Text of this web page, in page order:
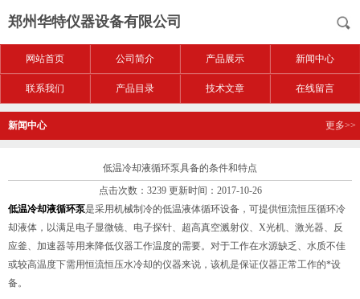
郑州华特仪器设备有限公司
网站首页 公司简介 产品展示 新闻中心
联系我们 产品目录 技术文章 在线留言
新闻中心 更多>>
低温冷却液循环泵具备的条件和特点
点击次数：3239 更新时间：2017-10-26
低温冷却液循环泵是采用机械制冷的低温液体循环设备，可提供恒流恒压循环冷
却液体，以满足电子显微镜、电子探针、超高真空溅射仪、X光机、激光器、反
应釜、加速器等用来降低仪器工作温度的需要。对于工作在水源缺乏、水质不佳
或较高温度下需用恒流恒压水冷却的仪器来说，该机是保证仪器正常工作的*设
备。